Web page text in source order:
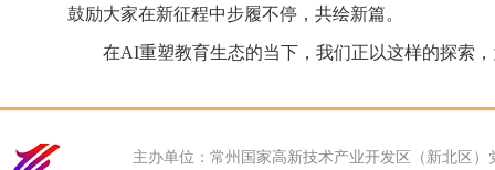
鼓励大家在新征程中步履不停，共绘新篇。
在AI重塑教育生态的当下，我们正以这样的探索
主办单位：常州国家高新技术产业开发区（新北区）